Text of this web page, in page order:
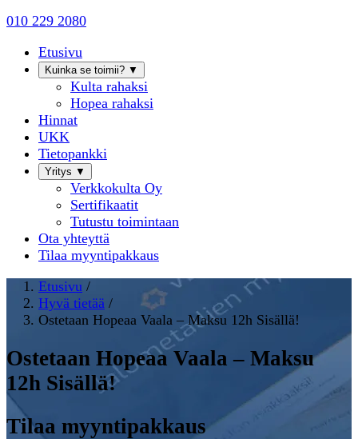
010 229 2080
Etusivu
Kuinka se toimii? ▼
Kulta rahaksi
Hopea rahaksi
Hinnat
UKK
Tietopankki
Yritys ▼
Verkkokulta Oy
Sertifikaatit
Tutustu toimintaan
Ota yhteyttä
Tilaa myyntipakkaus
Etusivu /
Hyvä tietää /
Ostetaan Hopeaa Vaala – Maksu 12h Sisällä!
Ostetaan Hopeaa Vaala – Maksu
12h Sisällä!
Tilaa myyntipakkaus